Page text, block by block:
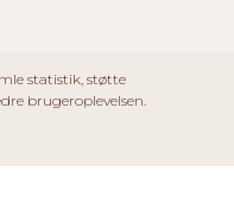
statistik, støtte
brugeroplevelsen.